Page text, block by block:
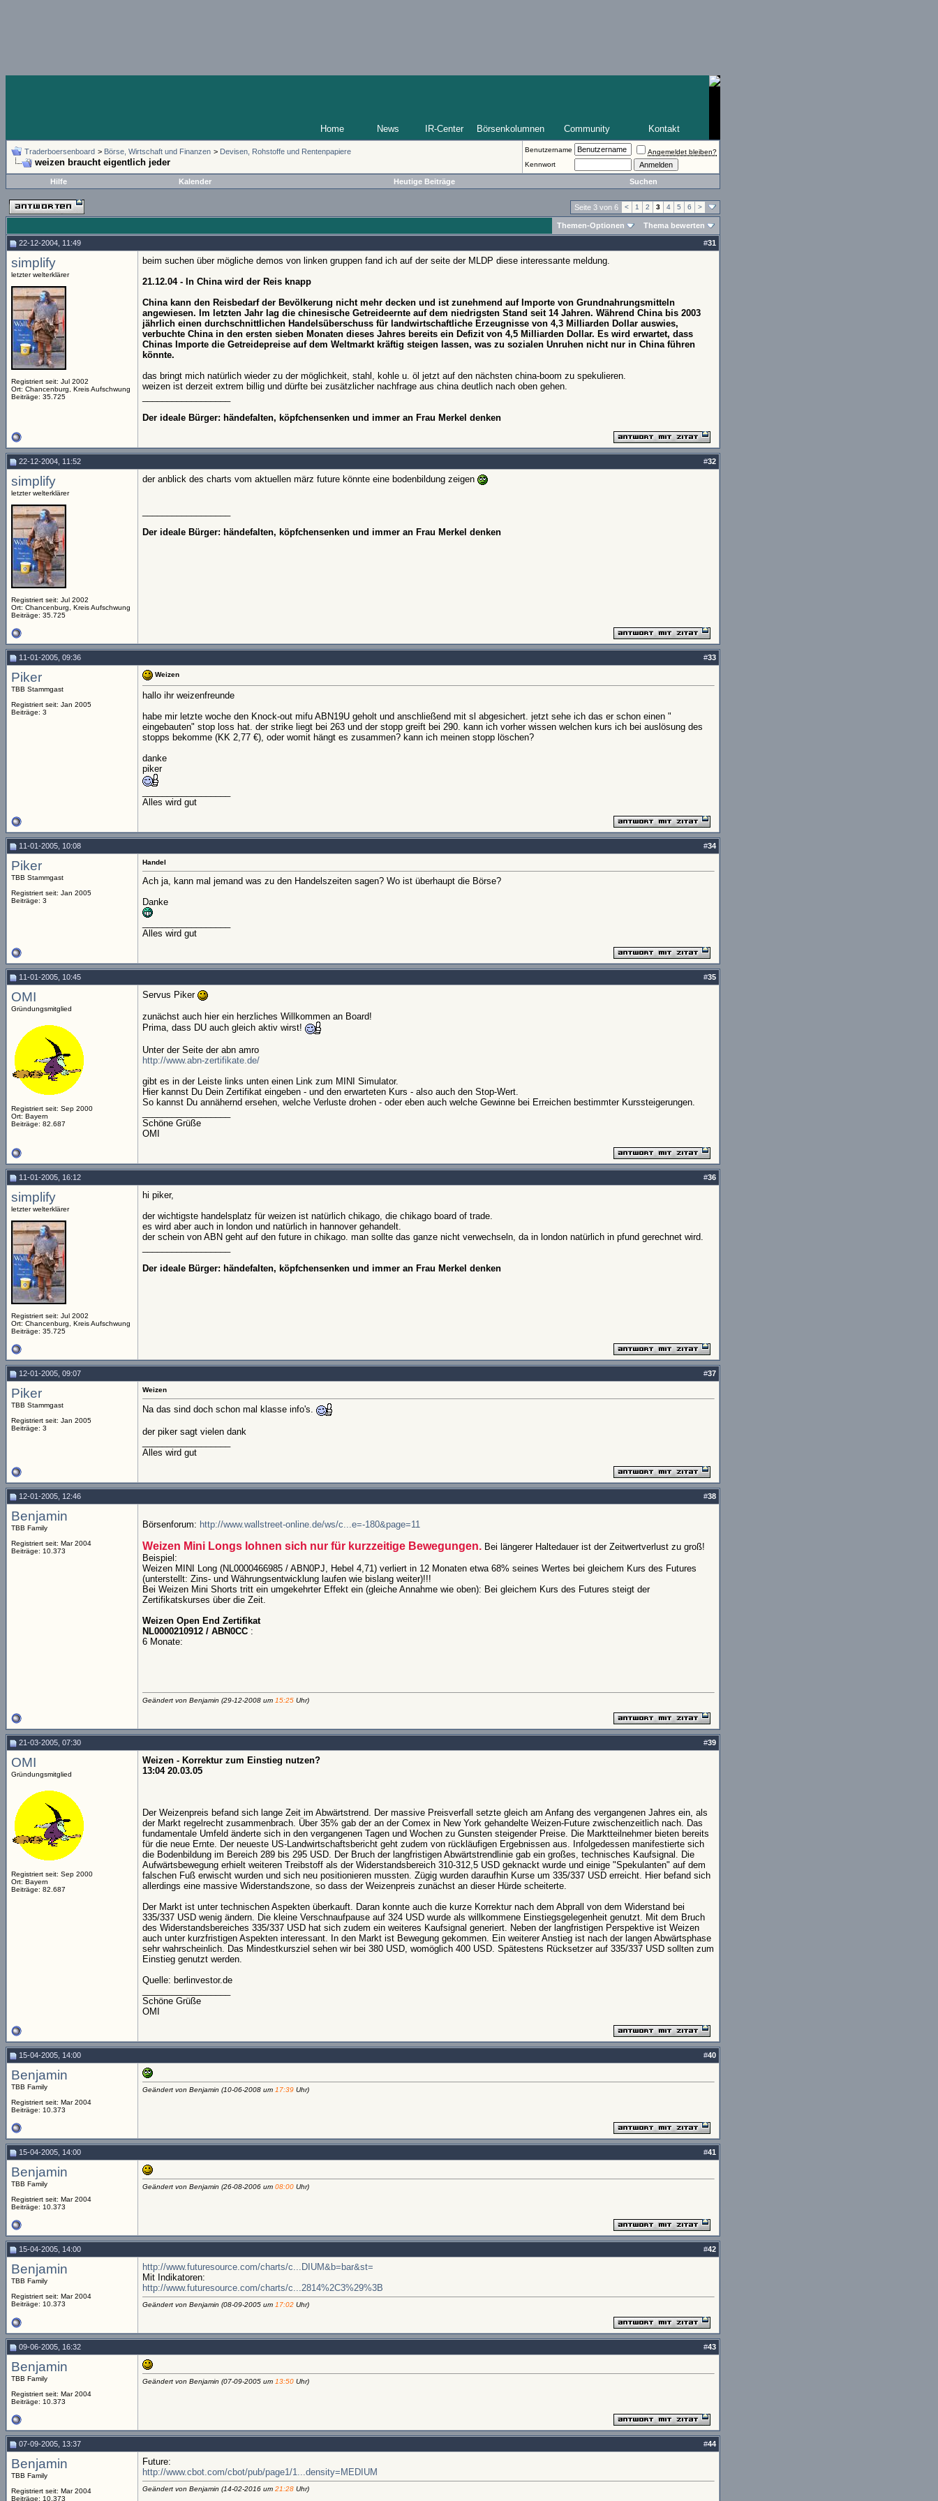
Home News IR-Center Börsenkolumnen Community Kontakt
Traderboersenboard > Börse, Wirtschaft und Finanzen > Devisen, Rohstoffe und Rentenpapiere
weizen braucht eigentlich jeder
Benutzername
Angemeldet bleiben?
Kennwort
Hilfe Kalender Heutige Beiträge Suchen
Seite 3 von 6 < 1 2 3 4 5 6 >
Themen-Optionen Thema bewerten
22-12-2004, 11:49 #31
simplify
letzter welterklärer
Registriert seit: Jul 2002
Ort: Chancenburg, Kreis Aufschwung
Beiträge: 35.725
beim suchen über mögliche demos von linken gruppen fand ich auf der seite der MLDP diese interessante meldung.
21.12.04 - In China wird der Reis knapp
China kann den Reisbedarf der Bevölkerung nicht mehr decken und ist zunehmend auf Importe von Grundnahrungsmitteln
angewiesen. Im letzten Jahr lag die chinesische Getreideernte auf dem niedrigsten Stand seit 14 Jahren. Während China bis 2003
jährlich einen durchschnittlichen Handelsüberschuss für landwirtschaftliche Erzeugnisse von 4,3 Milliarden Dollar auswies,
verbuchte China in den ersten sieben Monaten dieses Jahres bereits ein Defizit von 4,5 Milliarden Dollar. Es wird erwartet, dass
Chinas Importe die Getreidepreise auf dem Weltmarkt kräftig steigen lassen, was zu sozialen Unruhen nicht nur in China führen
könnte.
das bringt mich natürlich wieder zu der möglichkeit, stahl, kohle u. öl jetzt auf den nächsten china-boom zu spekulieren.
weizen ist derzeit extrem billig und dürfte bei zusätzlicher nachfrage aus china deutlich nach oben gehen.
Der ideale Bürger: händefalten, köpfchensenken und immer an Frau Merkel denken
22-12-2004, 11:52 #32
simplify
letzter welterklärer
Registriert seit: Jul 2002
Ort: Chancenburg, Kreis Aufschwung
Beiträge: 35.725
der anblick des charts vom aktuellen märz future könnte eine bodenbildung zeigen
Der ideale Bürger: händefalten, köpfchensenken und immer an Frau Merkel denken
11-01-2005, 09:36 #33
Piker
TBB Stammgast
Registriert seit: Jan 2005
Beiträge: 3
Weizen
hallo ihr weizenfreunde
habe mir letzte woche den Knock-out mifu ABN19U geholt und anschließend mit sl abgesichert. jetzt sehe ich das er schon einen "
eingebauten" stop loss hat. der strike liegt bei 263 und der stopp greift bei 290. kann ich vorher wissen welchen kurs ich bei auslösung des
stopps bekomme (KK 2,77 €), oder womit hängt es zusammen? kann ich meinen stopp löschen?
danke
piker
Alles wird gut
11-01-2005, 10:08 #34
Piker
TBB Stammgast
Registriert seit: Jan 2005
Beiträge: 3
Handel
Ach ja, kann mal jemand was zu den Handelszeiten sagen? Wo ist überhaupt die Börse?
Danke
Alles wird gut
11-01-2005, 10:45 #35
OMI
Gründungsmitglied
Registriert seit: Sep 2000
Ort: Bayern
Beiträge: 82.687
Servus Piker
zunächst auch hier ein herzliches Willkommen an Board!
Prima, dass DU auch gleich aktiv wirst!
Unter der Seite der abn amro
http://www.abn-zertifikate.de/
gibt es in der Leiste links unten einen Link zum MINI Simulator.
Hier kannst Du Dein Zertifikat eingeben - und den erwarteten Kurs - also auch den Stop-Wert.
So kannst Du annähernd ersehen, welche Verluste drohen - oder eben auch welche Gewinne bei Erreichen bestimmter Kurssteigerungen.
Schöne Grüße
OMI
11-01-2005, 16:12 #36
simplify
letzter welterklärer
Registriert seit: Jul 2002
Ort: Chancenburg, Kreis Aufschwung
Beiträge: 35.725
hi piker,
der wichtigste handelsplatz für weizen ist natürlich chikago, die chikago board of trade.
es wird aber auch in london und natürlich in hannover gehandelt.
der schein von ABN geht auf den future in chikago. man sollte das ganze nicht verwechseln, da in london natürlich in pfund gerechnet wird.
Der ideale Bürger: händefalten, köpfchensenken und immer an Frau Merkel denken
12-01-2005, 09:07 #37
Piker
TBB Stammgast
Registriert seit: Jan 2005
Beiträge: 3
Weizen
Na das sind doch schon mal klasse info's.
der piker sagt vielen dank
Alles wird gut
12-01-2005, 12:46 #38
Benjamin
TBB Family
Registriert seit: Mar 2004
Beiträge: 10.373
Börsenforum: http://www.wallstreet-online.de/ws/c...e=-180&page=11
Weizen Mini Longs lohnen sich nur für kurzzeitige Bewegungen. Bei längerer Haltedauer ist der Zeitwertverlust zu groß!
Beispiel:
Weizen MINI Long (NL0000466985 / ABN0PJ, Hebel 4,71) verliert in 12 Monaten etwa 68% seines Wertes bei gleichem Kurs des Futures
(unterstellt: Zins- und Währungsentwicklung laufen wie bislang weiter)!!!
Bei Weizen Mini Shorts tritt ein umgekehrter Effekt ein (gleiche Annahme wie oben): Bei gleichem Kurs des Futures steigt der
Zertifikatskurses über die Zeit.
Weizen Open End Zertifikat
NL0000210912 / ABN0CC :
6 Monate:
Geändert von Benjamin (29-12-2008 um 15:25 Uhr)
21-03-2005, 07:30 #39
OMI
Gründungsmitglied
Registriert seit: Sep 2000
Ort: Bayern
Beiträge: 82.687
Weizen - Korrektur zum Einstieg nutzen?
13:04 20.03.05
Der Weizenpreis befand sich lange Zeit im Abwärtstrend. Der massive Preisverfall setzte gleich am Anfang des vergangenen Jahres ein, als
der Markt regelrecht zusammenbrach. Über 35% gab der an der Comex in New York gehandelte Weizen-Future zwischenzeitlich nach. Das
fundamentale Umfeld änderte sich in den vergangenen Tagen und Wochen zu Gunsten steigender Preise. Die Marktteilnehmer bieten bereits
für die neue Ernte. Der neueste US-Landwirtschaftsbericht geht zudem von rückläufigen Ergebnissen aus. Infolgedessen manifestierte sich
die Bodenbildung im Bereich 289 bis 295 USD. Der Bruch der langfristigen Abwärtstrendlinie gab ein großes, technisches Kaufsignal. Die
Aufwärtsbewegung erhielt weiteren Treibstoff als der Widerstandsbereich 310-312,5 USD geknackt wurde und einige "Spekulanten" auf dem
falschen Fuß erwischt wurden und sich neu positionieren mussten. Zügig wurden daraufhin Kurse um 335/337 USD erreicht. Hier befand sich
allerdings eine massive Widerstandszone, so dass der Weizenpreis zunächst an dieser Hürde scheiterte.
Der Markt ist unter technischen Aspekten überkauft. Daran konnte auch die kurze Korrektur nach dem Abprall von dem Widerstand bei
335/337 USD wenig ändern. Die kleine Verschnaufpause auf 324 USD wurde als willkommene Einstiegsgelegenheit genutzt. Mit dem Bruch
des Widerstandsbereiches 335/337 USD hat sich zudem ein weiteres Kaufsignal generiert. Neben der langfristigen Perspektive ist Weizen
auch unter kurzfristigen Aspekten interessant. In den Markt ist Bewegung gekommen. Ein weiterer Anstieg ist nach der langen Abwärtsphase
sehr wahrscheinlich. Das Mindestkursziel sehen wir bei 380 USD, womöglich 400 USD. Spätestens Rücksetzer auf 335/337 USD sollten zum
Einstieg genutzt werden.
Quelle: berlinvestor.de
Schöne Grüße
OMI
15-04-2005, 14:00 #40
Benjamin
TBB Family
Registriert seit: Mar 2004
Beiträge: 10.373
Geändert von Benjamin (10-06-2008 um 17:39 Uhr)
15-04-2005, 14:00 #41
Benjamin
TBB Family
Registriert seit: Mar 2004
Beiträge: 10.373
Geändert von Benjamin (26-08-2006 um 08:00 Uhr)
15-04-2005, 14:00 #42
Benjamin
TBB Family
Registriert seit: Mar 2004
Beiträge: 10.373
http://www.futuresource.com/charts/c...DIUM&b=bar&st=
Mit Indikatoren:
http://www.futuresource.com/charts/c...2814%2C3%29%3B
Geändert von Benjamin (08-09-2005 um 17:02 Uhr)
09-06-2005, 16:32 #43
Benjamin
TBB Family
Registriert seit: Mar 2004
Beiträge: 10.373
Geändert von Benjamin (07-09-2005 um 13:50 Uhr)
07-09-2005, 13:37 #44
Benjamin
TBB Family
Registriert seit: Mar 2004
Beiträge: 10.373
Future:
http://www.cbot.com/cbot/pub/page1/1...density=MEDIUM
Geändert von Benjamin (14-02-2016 um 21:28 Uhr)